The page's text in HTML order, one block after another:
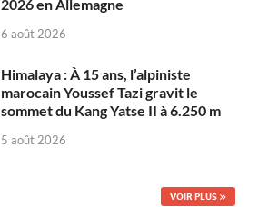
2026 en Allemagne
6 août 2026
Himalaya : À 15 ans, l’alpiniste
marocain Youssef Tazi gravit le
sommet du Kang Yatse II à 6.250 m
5 août 2026
VOIR PLUS